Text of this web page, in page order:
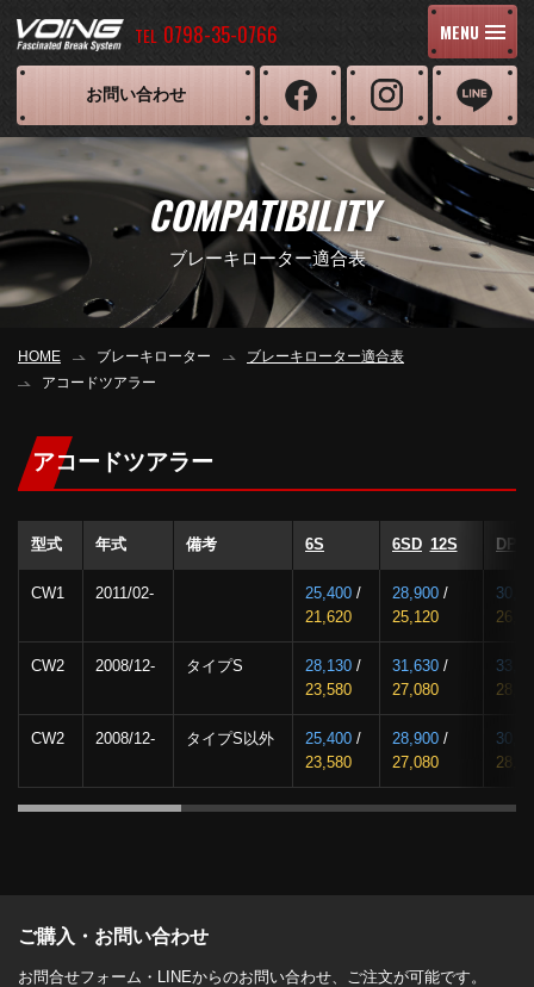
TEL 0798-35-0766 MENU
お問い合わせ
COMPATIBILITY
ブレーキローター適合表
HOME ブレーキローター
ブレーキローター適合表
アコードツアラー
アコードツアラー
型式 年式 備考 6S 6SD 12S DP
CW1 2011/02- 25,400 /
21,620
28,900 /
25,120
CW2 2008/12- タイプS 28,130 /
23,580
31,630 /
27,080
CW2 2008/12- タイプS以外 25,400 /
23,580
28,900 /
27,080
ご購入・お問い合わせ
お問合せフォーム・LINEからのお問い合わせ、ご注文が可能です。